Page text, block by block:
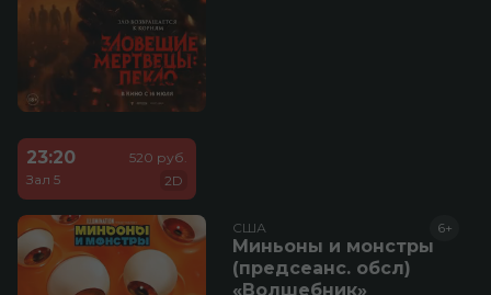
23:20
Зал 5
520 руб.
2D
США
Миньоны и монстры
(предсеанс. обсл)
«Волшебник»
6+